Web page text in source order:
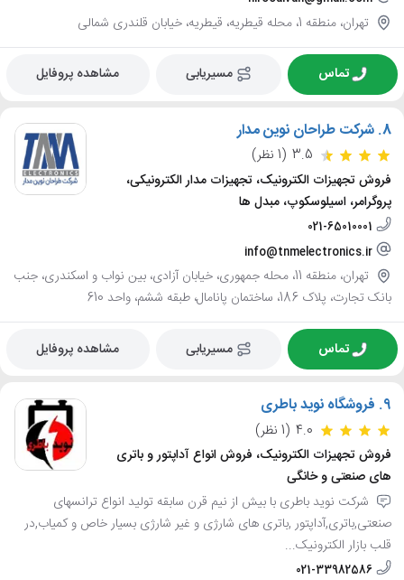
تهران، منطقه 1، محله قیطریه، قیطریه، خیابان قلندری شمالی
تماس مسیریابی مشاهده پروفایل
8. شرکت طراحان نوین مدار
3.5 (1 نظر)
فروش تجهیزات الکترونیک، تجهیزات مدار الکترونیکی،
پروگرامر، اسیلوسکوپ، مبدل ها
021-65010001
info@tnmelectronics.ir
تهران، منطقه 11، محله جمهوری، خیابان آزادی، بین نواب و اسکندری، جنب
بانک تجارت، پلاک 186، ساختمان پانامال، طبقه ششم، واحد 610
تماس مسیریابی مشاهده پروفایل
9. فروشگاه نوید باطری
4.0 (1 نظر)
فروش تجهیزات الکترونیک، فروش انواع آداپتور و باتری
های صنعتی و خانگی
شرکت نوید باطری با بیش از نیم قرن سابقه تولید انواع ترانسهای
صنعتی,باتری,آداپتور ,باتری های شارژی و غیر شارژی بسیار خاص و کمیاب,در
قلب بازار الکترونیک...
021-33982586